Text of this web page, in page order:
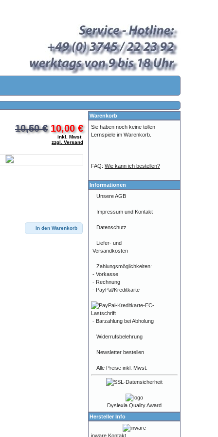
10,50 € 10,00 €
inkl. Mwst
zzgl. Versand
In den Warenkorb
Warenkorb
Sie haben noch keine tollen
Lernspiele im Warenkorb.
FAQ: Wie kann ich bestellen?
Informationen
Unsere AGB
Impressum und Kontakt
Datenschutz
Liefer- und
Versandkosten
Zahlungsmöglichkeiten:
- Vorkasse
- Rechnung
- PayPal/Kreditkarte
- Barzahlung bei Abholung
Widerrufsbelehrung
Newsletter bestellen
Alle Preise inkl. Mwst.
Dyslexia Quality Award
Hersteller Info
inware Kontakt